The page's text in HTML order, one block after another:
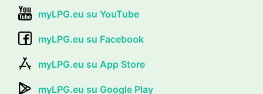
myLPG.eu su YouTube
myLPG.eu su Facebook
myLPG.eu su App Store
myLPG.eu su Google Play